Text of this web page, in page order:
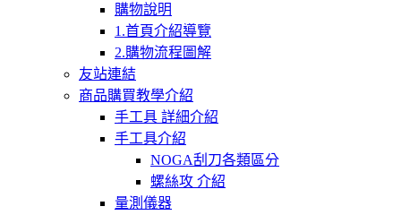
購物說明
1.首頁介紹導覽
2.購物流程圖解
友站連結
商品購買教學介紹
手工具 詳細介紹
手工具介紹
NOGA刮刀各類區分
螺絲攻 介紹
量測儀器